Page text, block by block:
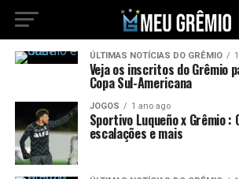
ÚLTIMAS NOTÍCIAS DO GRÊMIO
Veja os inscritos do Grêmio
Copa Sul-Americana
JOGOS 1 ano ago
Sportivo Luqueño x Grêmio :
escalações e mais